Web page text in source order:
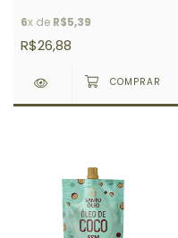
6x de R$5,39
R$26,88